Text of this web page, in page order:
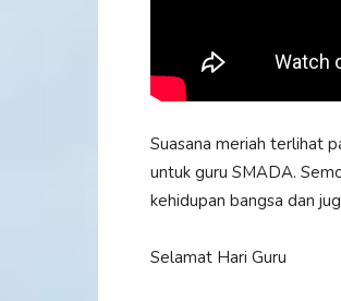
Suasana meriah terlihat
untuk guru SMADA.
kehidupan bangsa dan
Selamat Hari Guru